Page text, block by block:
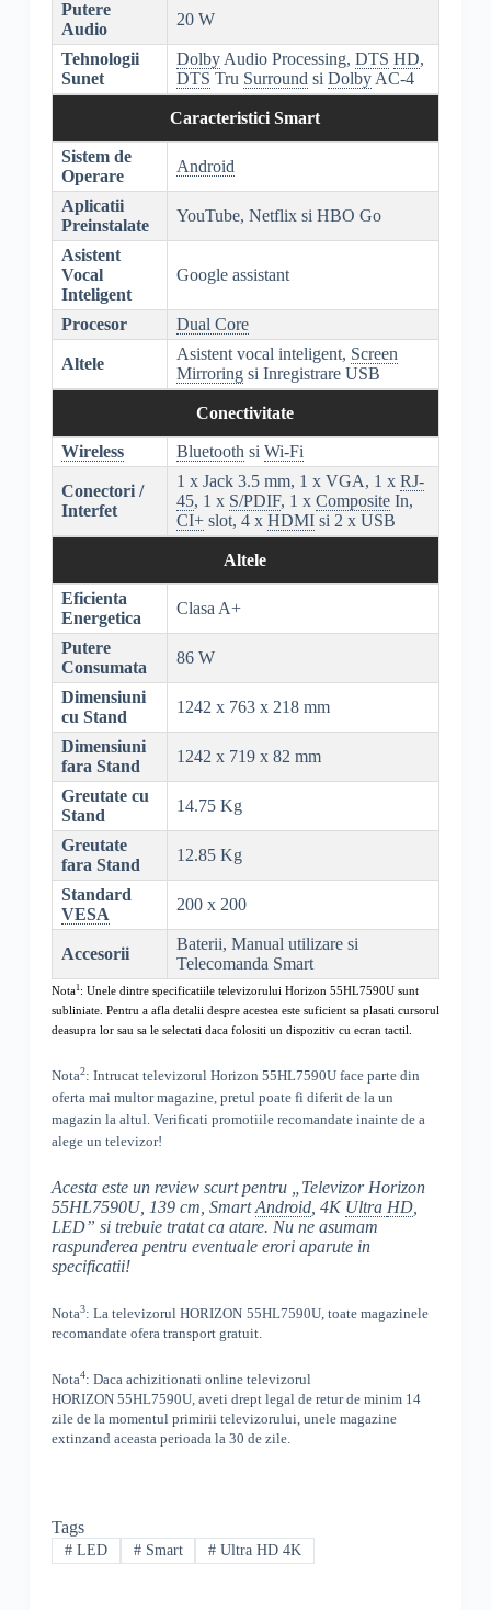
Putere
Audio
20 W
Tehnologii
Sunet
DolbyAudio Processing, DTS HD,
DTS Tru Surround si DolbyAC-4
Caracteristici Smart
Sistem de
Operare
Android
Aplicatii
Preinstalate
YouTube, Netflix si HBO Go
Asistent
Vocal
Inteligent
Google assistant
Procesor Dual Core
Altele
Asistent vocal inteligent, Screen
Mirroringsi Inregistrare USB
Conectivitate
Wireless Bluetooth si Wi-Fi
Conectori /
Interfet
1 x Jack 3.5 mm, 1 x VGA, 1 x RJ-
45, 1 x S/PDIF, 1 x CompositeIn,
CI+slot, 4 x HDMIsi 2 x USB
Altele
Eficienta
Energetica
Clasa A+
Putere
Consumata
86 W
Dimensiuni
cu Stand
1242 x 763 x 218 mm
Dimensiuni
fara Stand
1242 x 719 x 82 mm
Greutate cu
Stand
14.75 Kg
Greutate
fara Stand
12.85 Kg
Standard
VESA
200 x 200
Accesorii
Baterii, Manual utilizare si
Telecomanda Smart
Nota1: Unele dintre specificatiile televizorului Horizon 55HL7590Usunt
subliniate. Pentru a afla detalii despre acestea este suficient sa plasati cursorul
deasupra lor sau sa le selectati daca folositi un dispozitiv cu ecran tactil.
Nota2: Intrucat televizorul Horizon 55HL7590Uface parte din
oferta mai multor magazine, pretul poate fi diferit de la un
magazin la altul. Verificati promotiile recomandate inainte de a
alege un televizor!
Acesta este un review scurt pentru „ Televizor Horizon
55HL7590U, 139 cm, SmartAndroid, 4K Ultra HD,
LED” si trebuie tratat ca atare. Nu ne asumam
raspunderea pentru eventuale erori aparute in
specificatii!
Nota3: La televizorul HORIZON 55HL7590U, toatemagazinele
recomandate ofera transport gratuit.
Nota4: Daca achizitionati online televizorul
HORIZON 55HL7590U,aveti drept legal de retur de minim 14
zile de la momentul primirii televizorului, unele magazine
extinzand aceasta perioada la 30 de zile.
Tags
#LED #Smart # Ultra HD 4K